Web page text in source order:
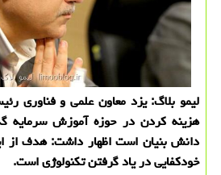
لیمو بلاگ: یزد معاون علمی و فناوری
هزینه كردن در حوزه آموزش سرمایه
دانش بنیان است اظهار داشت: هدف از
خودكفایی در یاد گرفتن تكنولوژی است.